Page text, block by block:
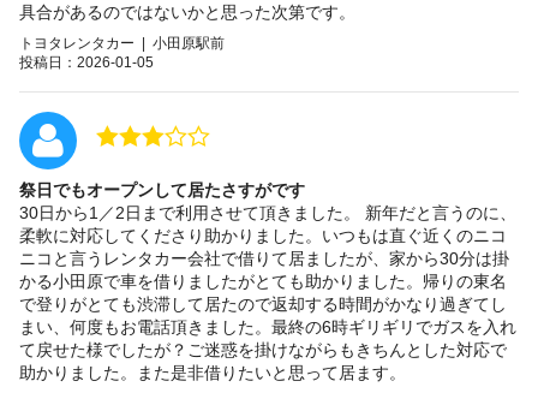
具合があるのではないかと思った次第です。
トヨタレンタカー | 小田原駅前
投稿日：2026-01-05
祭日でもオープンして居たさすがです
30日から1／2日まで利用させて頂きました。 新年だと言うのに、
柔軟に対応してくださり助かりました。いつもは直ぐ近くのニコ
ニコと言うレンタカー会社で借りて居ましたが、家から30分は掛
かる小田原で車を借りましたがとても助かりました。帰りの東名
で登りがとても渋滞して居たので返却する時間がかなり過ぎてし
まい、何度もお電話頂きました。最終の6時ギリギリでガスを入れ
て戻せた様でしたが？ご迷惑を掛けながらもきちんとした対応で
助かりました。また是非借りたいと思って居ます。